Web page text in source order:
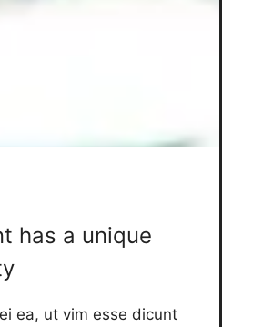
has a unique
ea, ut vim esse dicunt